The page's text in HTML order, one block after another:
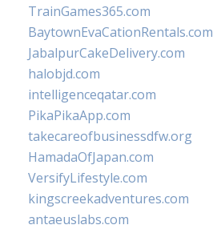
TrainGames365.com
BaytownEvaCationRentals.com
JabalpurCakeDelivery.com
halobjd.com
intelligenceqatar.com
PikaPikaApp.com
takecareofbusinessdfw.org
HamadaOfJapan.com
VersifyLifestyle.com
kingscreekadventures.com
antaeuslabs.com